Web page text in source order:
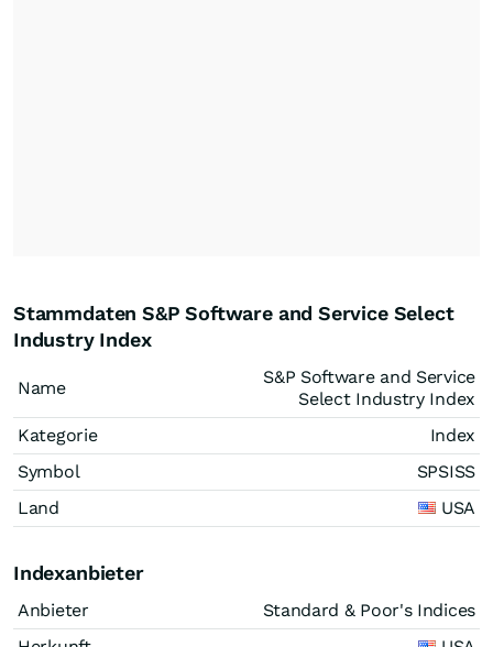
Stammdaten S&P Software and Service Select
Industry Index
Name
S&P Software and Service
Select Industry Index
Kategorie
Index
Symbol
SPSISS
Land
USA
Indexanbieter
Anbieter
Standard & Poor's Indices